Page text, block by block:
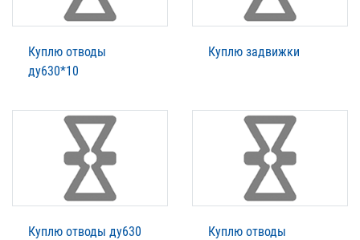
Куплю отводы
ду630*10
Куплю задвижки
Куплю отводы ду630 Куплю отводы